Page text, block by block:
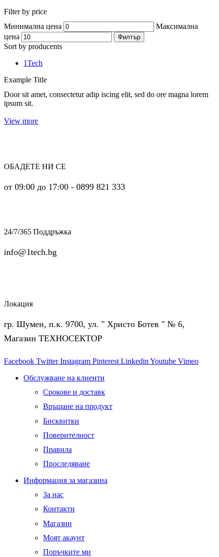
Filter by price
Минимална цена
Максимална
цена
Филтър
Sort by producents
1Tech
Example Title
Door sit amet, consectetur adip iscing elit, sed do ore magna lorem
ipsum sit.
View more
ОБАДЕТЕ НИ СЕ
от 09:00 до 17:00 - 0899 821 333
24/7/365 Поддръжка
info@1tech.bg
Локация
гр. Шумен, п.к. 9700, ул. " Христо Ботев " № 6,
Магазин ТЕХНОСЕКТОР
Facebook Twitter Instagram Pinterest Linkedin Youtube Vimeo
Обслужване на клиенти
Срокове и доставк
Връщане на продукт
Бисквитки
Поверителност
Правила
Проследяване
Информация за магазина
За нас
Контакти
Магазин
Моят акаунт
Поръчките ми